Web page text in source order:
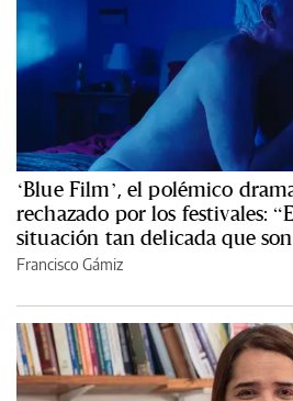
‘Blue Film’, el polémico
rechazado por los festivales:
situación tan delicada que
Francisco Gámiz